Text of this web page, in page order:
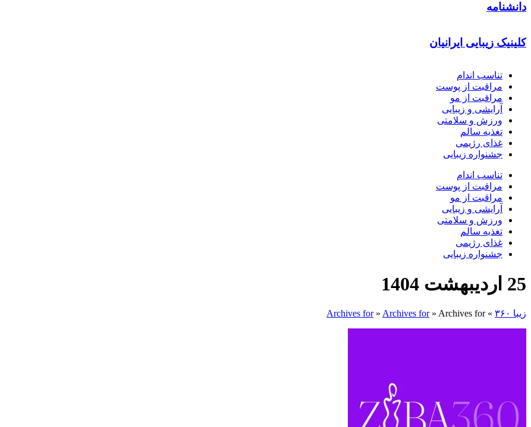
دانشنامه
کلینیک زیبایی ایرانیان
تناسب اندام
مراقبت از پوست
مراقبت از مو
آرایشی و زیبایی
ورزش و سلامتی
تغذیه سالم
غذای رژیمی
جشنواره زیبایی
تناسب اندام
مراقبت از پوست
مراقبت از مو
آرایشی و زیبایی
ورزش و سلامتی
تغذیه سالم
غذای رژیمی
جشنواره زیبایی
25 اردیبهشت 1404
زیبا ۳۶۰ »
Archives for» Archives for» Archives for